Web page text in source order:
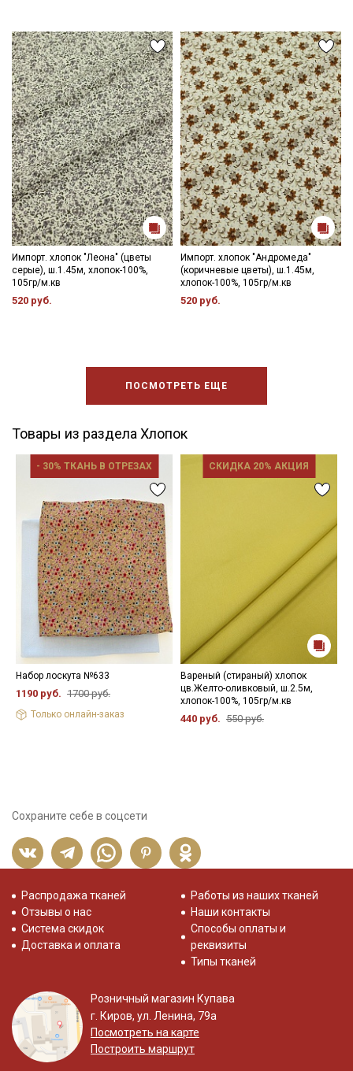
Импорт. хлопок "Леона" (цветы
серые), ш.1.45м, хлопок-100%,
105гр/м.кв
520 руб.
Импорт. хлопок "Андромеда"
(коричневые цветы), ш.1.45м,
хлопок-100%, 105гр/м.кв
520 руб.
ПОСМОТРЕТЬ ЕЩЕ
Товары из раздела Хлопок
- 30% ТКАНЬ В ОТРЕЗАХ
Набор лоскута №633
1190 руб. 1700 руб.
Только онлайн-заказ
СКИДКА 20% АКЦИЯ
Вареный (стираный) хлопок
цв.Желто-оливковый, ш.2.5м,
хлопок-100%, 105гр/м.кв
440 руб. 550 руб.
Сохраните себе в соцсети
Распродажа тканей
Отзывы о нас
Система скидок
Доставка и оплата
Работы из наших тканей
Наши контакты
Способы оплаты и
реквизиты
Типы тканей
Розничный магазин Купава
г. Киров, ул. Ленина, 79а
Посмотреть на карте
Построить маршрут